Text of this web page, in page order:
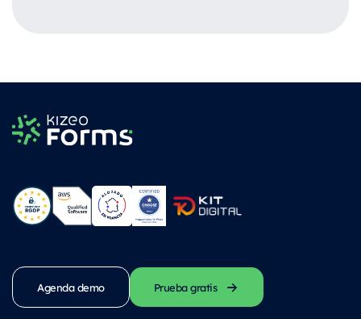
Agenda demo Prueba gratis